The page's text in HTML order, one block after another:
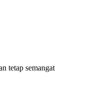
tetap semangat